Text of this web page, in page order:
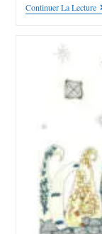
Continuer La Lecture